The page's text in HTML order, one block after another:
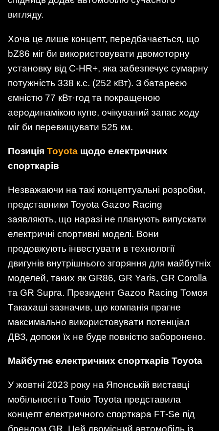
вигляду.
Хоча це лише концепт, передбачається, що
bZ86 міг би використовувати двомоторну
установку від C-HR+, яка забезпечує сумарну
потужність 338 к.с. (252 кВт). З батареєю
ємністю 77 кВт·год та покращеною
аеродинамікою купе, очікуваний запас ходу
міг би перевищувати 525 км.
Позиція Toyota щодо електричних
спорткарів
Незважаючи на такі концептуальні розробки,
представники Toyota Gazoo Racing
заявляють, що наразі не планують випускати
електричні спортивні моделі. Вони
продовжують інвестувати в технології
двигунів внутрішнього згоряння для майбутніх
моделей, таких як GR86, GR Yaris, GR Corolla
та GR Supra. Президент Gazoo Racing Томоя
Такахаші зазначив, що компанія прагне
максимально використовувати потенціал
ДВЗ, допоки їх не буде повністю заборонено.
Майбутнє електричних спорткарів Toyota
У жовтні 2023 року на Японській виставці
мобільності в Токіо Toyota представила
концепт електричного спорткара FT-Se під